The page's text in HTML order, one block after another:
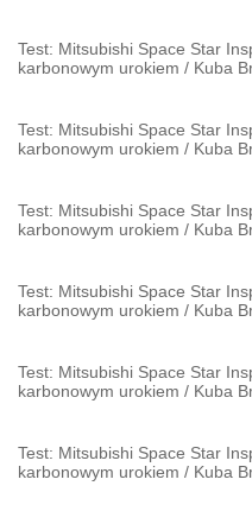
Test: Mitsubishi Space Star
karbonowym urokiem / Kuba
Test: Mitsubishi Space Star
karbonowym urokiem / Kuba
Test: Mitsubishi Space Star
karbonowym urokiem / Kuba
Test: Mitsubishi Space Star
karbonowym urokiem / Kuba
Test: Mitsubishi Space Star
karbonowym urokiem / Kuba
Test: Mitsubishi Space Star
karbonowym urokiem / Kuba